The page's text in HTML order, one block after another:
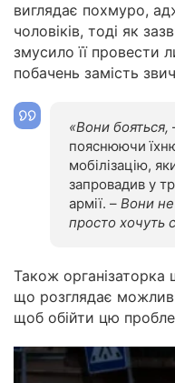
виглядає похмуро,
чоловіків, тоді як
змусило її провести
побачень замість
«Вони бояться,
пояснюючи
мобілізацію,
запровадив у
армії. – Вони
просто хочуть
Також організаторка
що розглядає
щоб обійти цю